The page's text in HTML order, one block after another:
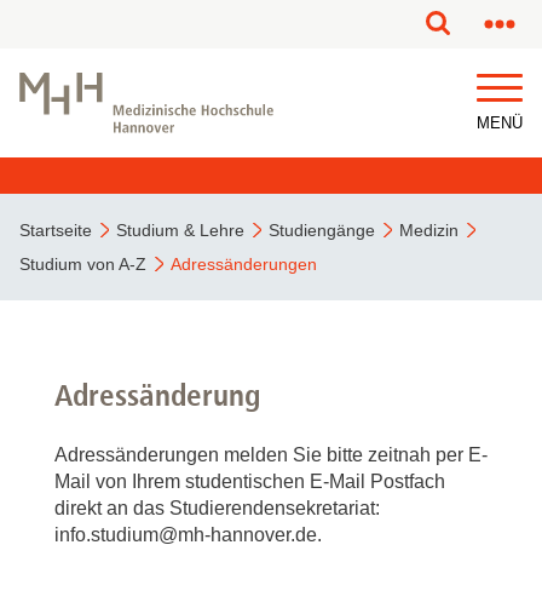
MENÜ
Startseite Studium & Lehre Studiengänge
Medizin
Studium von A-Z
Adressänderungen
Adressänderung
Adressänderungen melden Sie bitte zeitnah per E-
Mail von Ihrem studentischen E-Mail Postfach
direkt an das Studierendensekretariat:
info.studium@mh-hannover.de.